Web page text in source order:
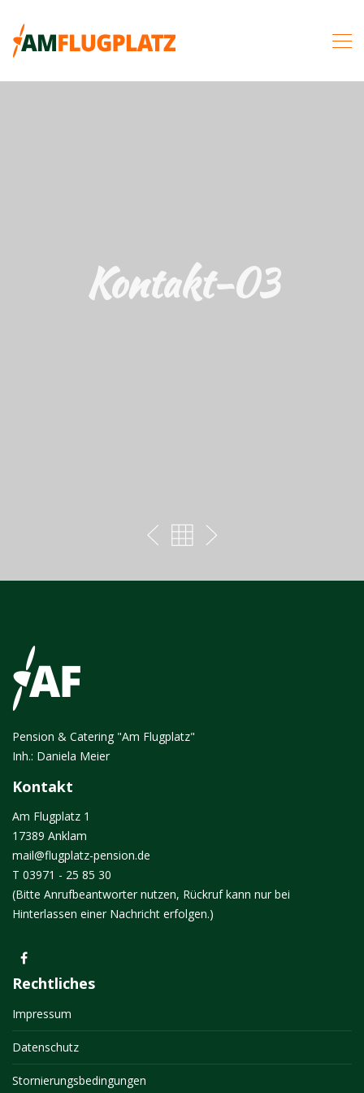
Kontakt-03
Pension & Catering "Am Flugplatz"
Inh.: Daniela Meier
Kontakt
Am Flugplatz 1
17389 Anklam
mail@flugplatz-pension.de
T 03971 - 25 85 30
(Bitte Anrufbeantworter nutzen, Rückruf kann nur bei
Hinterlassen einer Nachricht erfolgen.)
Rechtliches
Impressum
Datenschutz
Stornierungsbedingungen